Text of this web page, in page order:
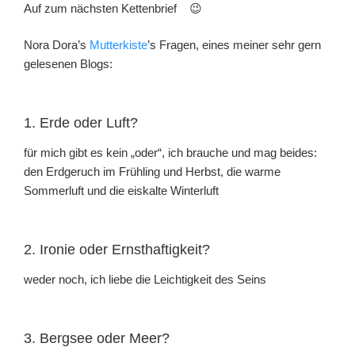
Auf zum nächsten Kettenbrief 😉
Nora Dora’s Mutterkiste’s Fragen, eines meiner sehr gern
gelesenen Blogs:
1. Erde oder Luft?
für mich gibt es kein „oder“, ich brauche und mag beides:
den Erdgeruch im Frühling und Herbst, die warme
Sommerluft und die eiskalte Winterluft
2. Ironie oder Ernsthaftigkeit?
weder noch, ich liebe die Leichtigkeit des Seins
3. Bergsee oder Meer?